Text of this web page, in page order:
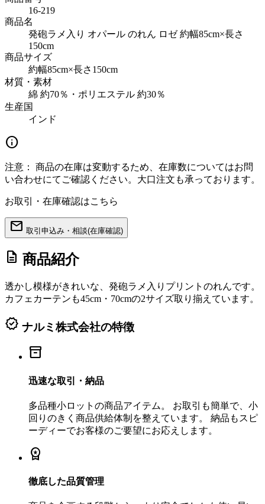
16-219
商品名
発砲ラメ入り オパール のれん ロゼ 約幅85cm×長さ
150cm
商品サイズ
約幅85cm×長さ150cm
材質・素材
綿 約70％・ポリエステル 約30％
生産国
インド
info
注意：
商品の在庫は変動するため、在庫数についてはお問
い合わせにてご確認ください。大口注文も承っております。
お取引・在庫確認はこちら
mail 取引申込み・相談(在庫確認)
description 商品紹介
透かし模様がきれいな、発砲ラメ入りプリントのれんです。
カフェカーテンも45cm・70cmの2サイズ取り揃えています。
verified ナルミ株式会社の特徴
inventory_2
迅速な取引・納品
多品種小ロットの商品アイテム。 お取引も簡単で、小
回りのきく商品供給体制を整えています。 納品もスピ
ーディーでお客様のご要望にお応えします。
workspace_premium
徹底した品質管理